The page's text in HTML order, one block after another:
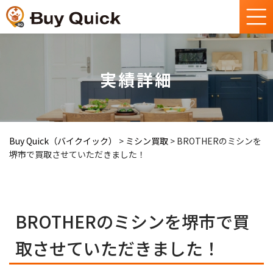
実績詳細
Buy Quick（バイクイック） > ミシン買取 > BROTHERのミシンを
堺市で買取させていただきました！
BROTHERのミシンを堺市で買
取させていただきました！